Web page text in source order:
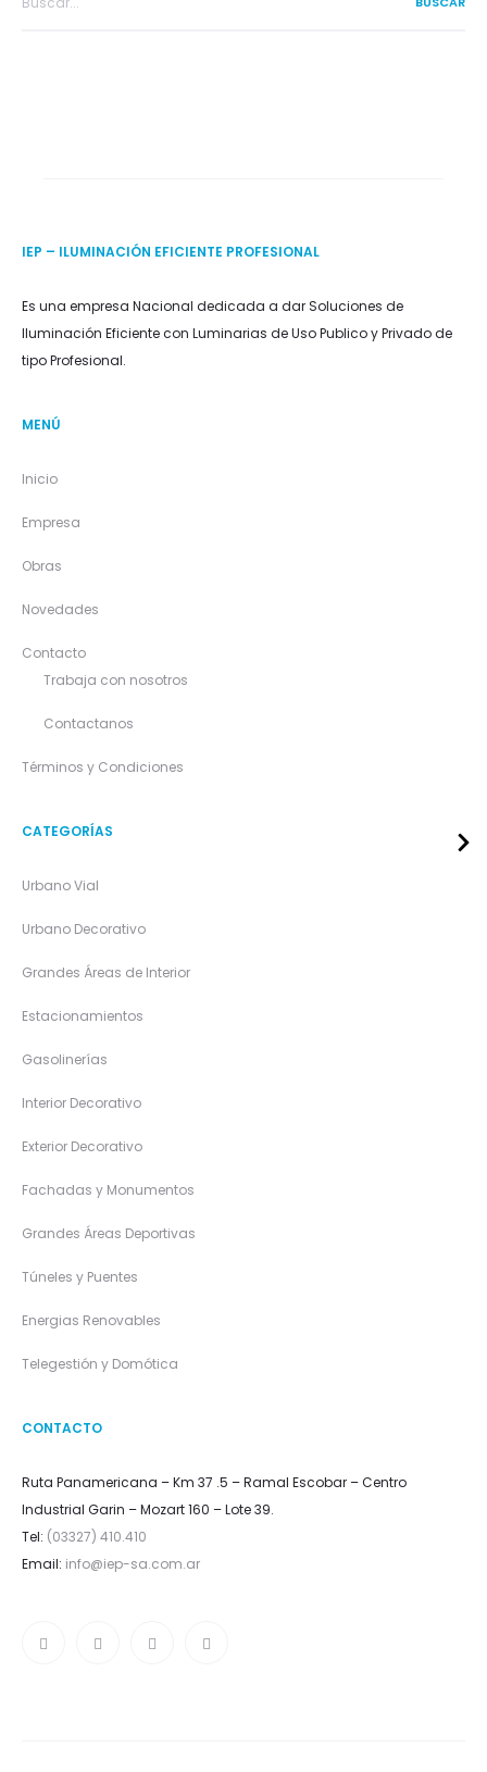
IEP – ILUMINACIÓN EFICIENTE PROFESIONAL
Es una empresa Nacional dedicada a dar Soluciones de
Iluminación Eficiente con Luminarias de Uso Publico y Privado de
tipo Profesional.
MENÚ
Inicio
Empresa
Obras
Novedades
Contacto
Trabaja con nosotros
Contactanos
Términos y Condiciones
CATEGORÍAS
Urbano Vial
Urbano Decorativo
Grandes Áreas de Interior
Estacionamientos
Gasolinerías
Interior Decorativo
Exterior Decorativo
Fachadas y Monumentos
Grandes Áreas Deportivas
Túneles y Puentes
Energias Renovables
Telegestión y Domótica
CONTACTO
Ruta Panamericana – Km 37 .5 – Ramal Escobar – Centro
Industrial Garin – Mozart 160 – Lote 39.
Tel: (03327) 410.410
Email: info@iep-sa.com.ar